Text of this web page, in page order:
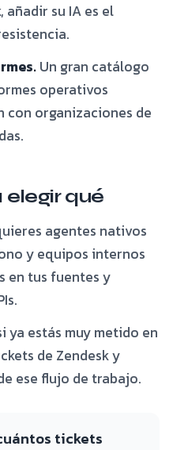
añadir su IA es el
Un gran catálogo
operativos
con organizaciones de
elegir qué
agentes nativos
y equipos internos
en tus fuentes y
ya estás muy metido en
de Zendesk y
ese flujo de trabajo.
tickets